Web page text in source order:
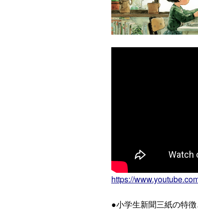
https://
●小学生新聞三紙の特